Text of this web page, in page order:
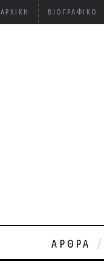
ΑΡΧΙΚΉ ΒΙΟΓΡΑΦΙΚΌ
ΆΡΘΡΑ